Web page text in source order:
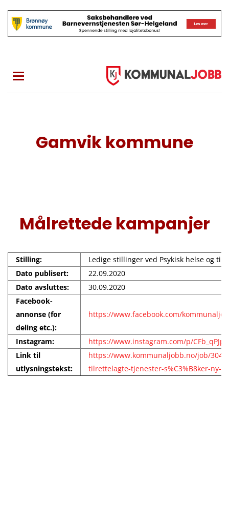
Skip
main
Gamvik kommune
Målrettede kampanjer
Stilling:
Ledige stillinger ved Psykisk helse og
Dato publisert:
22.09.2020
Dato avsluttes:
30.09.2020
Facebook-
annonse (for
deling etc.):
https://www.facebook.com/
Instagram:
https://www.instagram.com/p/
Link til
utlysningstekst:
https://www.kommunaljobb.no/job/
tilrettelagte-tjenester-s%C3%B8ker-ny-